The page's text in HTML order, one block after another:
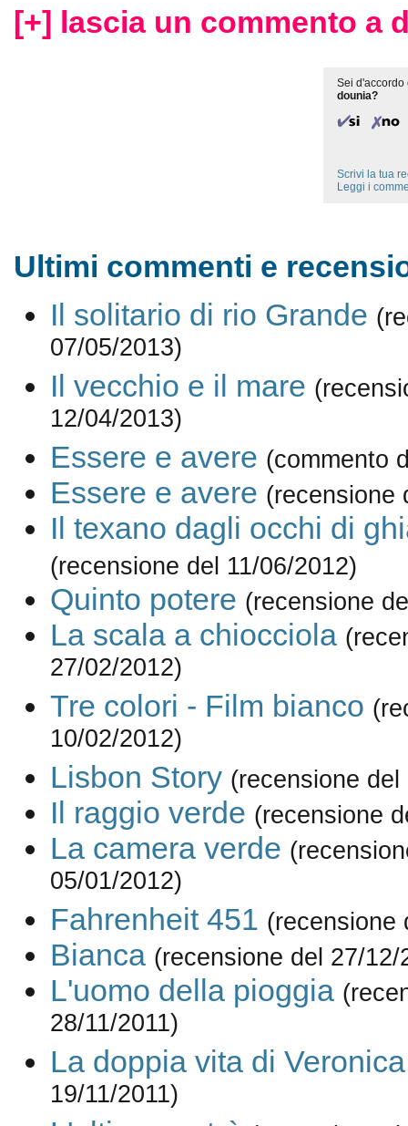
[+] lascia un commento a
Sei d'accordo
dounia?
Scrivi la tua
Leggi i
Ultimi commenti e
Il solitario di rio Grande
07/05/2013)
Il vecchio e il mare
12/04/2013)
Essere e avere (commento
Essere e avere (recensione
Il texano dagli occhi di
(recensione del 11/06/2012)
Quinto potere (recensione
La scala a chiocciola
27/02/2012)
Tre colori - Film bianco
10/02/2012)
Lisbon Story (recensione
Il raggio verde (recensione
La camera verde
05/01/2012)
Fahrenheit 451 (recensione
Bianca (recensione del 27/12/
L'uomo della pioggia
28/11/2011)
La doppia vita di Veronica
19/11/2011)